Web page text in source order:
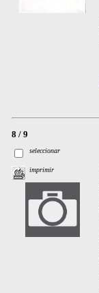
8 / 9
seleccionar
imprimir